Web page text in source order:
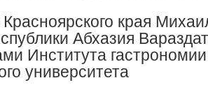
Красноярского края
Абхазия
Института
университета